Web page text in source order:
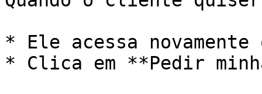
* Ele acessa
* Clica em **Pedir